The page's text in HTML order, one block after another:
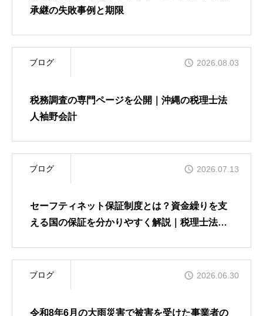
お知らせ
採用情報
お問い合わせ
承継の失敗事例と期限
ブログ 2026.08.03
税務調査の専門ページを公開｜沖縄の税理士法
人袖野会計
ブログ 2026.07.13
セーフティネット保証制度とは？資金繰りを支
える国の保証を分かりやすく解説｜税理士法人
ブログ 2026.06.30
令和8年6月の大雨災害で被害を受けた事業者の